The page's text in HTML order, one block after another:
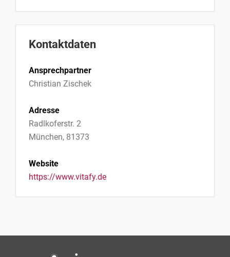
Kontaktdaten
Ansprechpartner
Christian Zischek
Adresse
Radlkoferstr. 2
München, 81373
Website
https://www.vitafy.de